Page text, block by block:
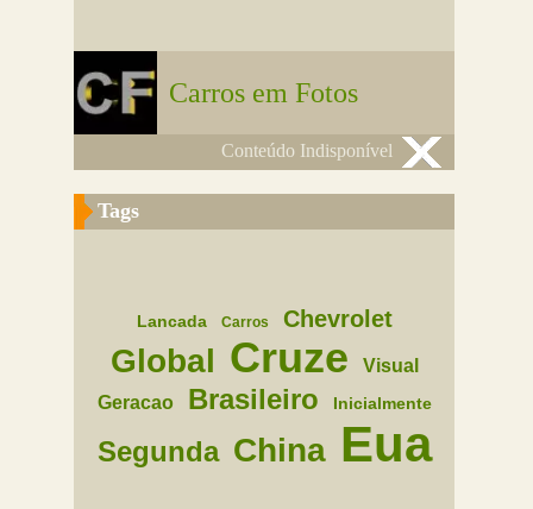
Carros em Fotos
Conteúdo Indisponível
Tags
Lancada Carros Chevrolet
Global Cruze
Visual
Geracao
Brasileiro Inicialmente
Segunda China Eua